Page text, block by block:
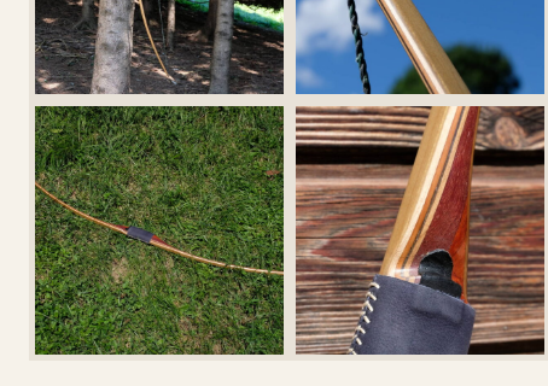
LONGBOW
Guarda alcuni degli